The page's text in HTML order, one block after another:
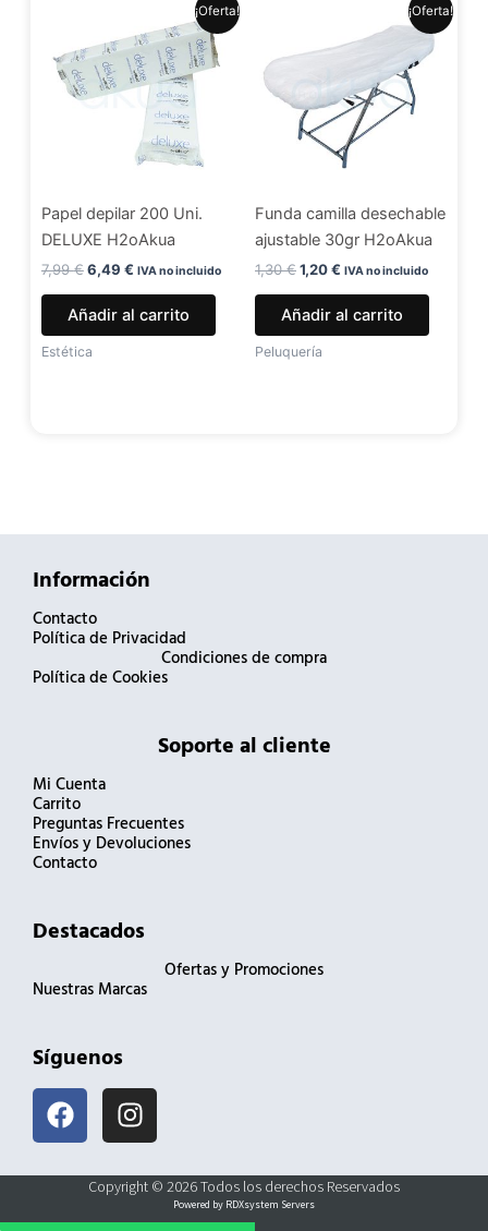
¡Oferta!
Papel depilar 200 Uni.
DELUXE H2oAkua
7,99€
original
era:
7,99 €.
6,49 €
actual
es:
6,49 €.
IVA no incluido
Añadir al carrito
Estética
¡Oferta!
Funda camilla desechable
ajustable 30gr H2oAkua
1,30€
original
era:
1,20€
actual
1,20 €.
IVA no incluido
Añadir al carrito
Peluquería
Información
Contacto
Política de Privacidad
Condiciones de compra
Política de Cookies
Soporte al cliente
Mi Cuenta
Carrito
Preguntas Frecuentes
Envíos y Devoluciones
Contacto
Destacados
Ofertas y Promociones
Nuestras Marcas
Síguenos
F
a
e
I
n
t
Copyright © 2026 Todos los derechos Reservados
Powered by RDXsystem Servers